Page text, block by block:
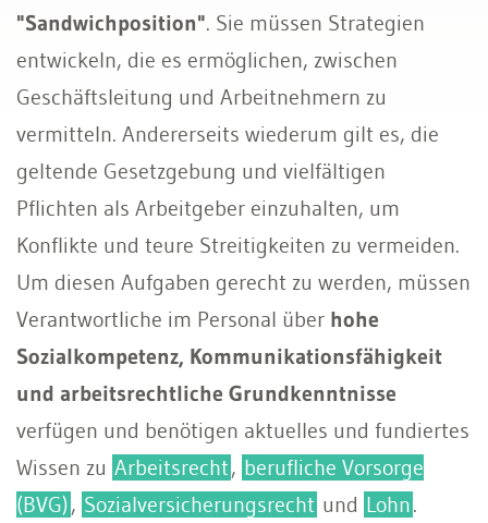
"Sandwichposition". Sie müssen Strategien
entwickeln, die es ermöglichen, zwischen
Geschäftsleitung und Arbeitnehmern zu
vermitteln. Andererseits wiederum gilt es, die
geltende Gesetzgebung und vielfältigen
Pflichten als Arbeitgeber einzuhalten, um
Konflikte und teure Streitigkeiten zu vermeiden.
Um diesen Aufgaben gerecht zu werden, müssen
Verantwortliche im Personal über hohe
Sozialkompetenz, Kommunikationsfähigkeit
und arbeitsrechtliche Grundkenntnisse
verfügen und benötigen aktuelles und fundiertes
Wissen zu Arbeitsrecht, berufliche Vorsorge
(BVG), Sozialversicherungsrecht und Lohn.